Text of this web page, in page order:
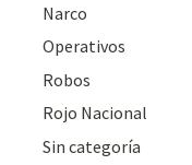
Narco
Operativos
Robos
Rojo Nacional
Sin categoría